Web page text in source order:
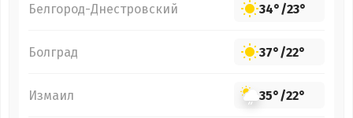
Белгород-Днестровский 34°/23°
Болград 37°/22°
Измаил 35°/22°